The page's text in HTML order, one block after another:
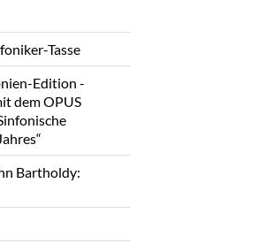
Tasse
Edition -
dem OPUS
Bartholdy: